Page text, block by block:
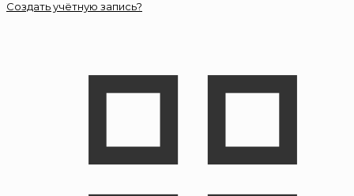
Создать учётную запись?